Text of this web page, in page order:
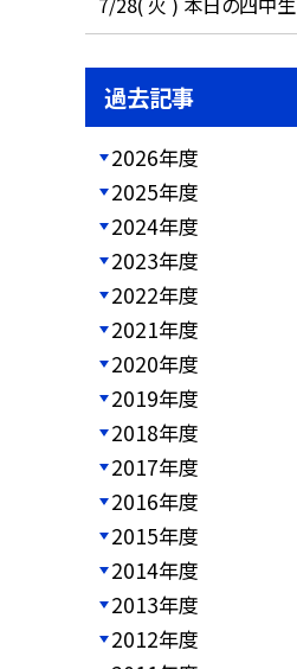
過去記事
2026年度
2025年度
2024年度
2023年度
2022年度
2021年度
2020年度
2019年度
2018年度
2017年度
2016年度
2015年度
2014年度
2013年度
2012年度